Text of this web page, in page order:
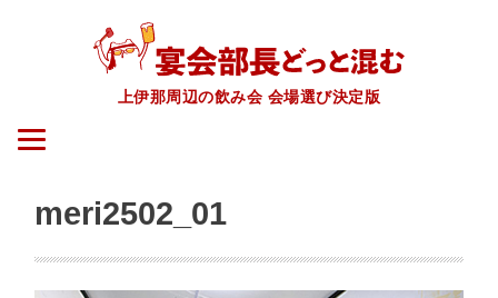
上伊那周辺の飲み会 会場選び決定版
meri2502_01